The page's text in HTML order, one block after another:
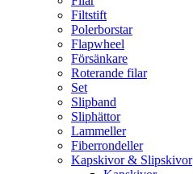
Filtstift
Polerborstar
Flapwheel
Försänkare
Roterande filar
Set
Slipband
Sliphättor
Lammeller
Fiberrondeller
Kapskivor & Slipskivor